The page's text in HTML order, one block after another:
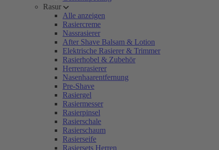
Rasur
Alle anzeigen
Rasiercreme
Nassrasierer
After Shave Balsam & Lotion
Elektrische Rasierer & Trimmer
Rasierhobel & Zubehör
Herrenrasierer
Nasenhaarentfernung
Pre-Shave
Rasiergel
Rasiermesser
Rasierpinsel
Rasierschale
Rasierschaum
Rasierseife
Rasiersets Herren